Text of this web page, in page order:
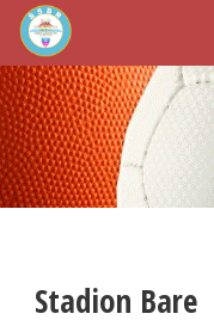
Stadion Bare